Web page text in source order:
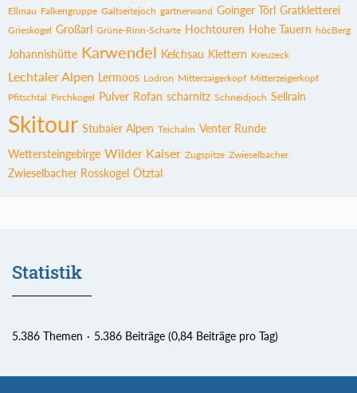
Ellmau Falkengruppe Galtseitejoch gartnerwand Goinger Törl Gratkletterei
Grieskogel Großarl Grüne-Rinn-Scharte Hochtouren Hohe Tauern höcBerg
Johannishütte Karwendel Kelchsau Klettern Kreuzeck
Lechtaler Alpen Lermoos Lodron Mitterzaigerkopf Mitterzeigerkopf
Pfitschtal Pirchkogel Pulver Rofan scharnitz Schneidjoch Sellrain
Skitour Stubaier Alpen Teichalm Venter Runde
Wettersteingebirge Wilder Kaiser Zugspitze Zwieselbacher
Zwieselbacher Rosskogel Ötztal
Statistik
5.386 Themen 5.386 Beiträge (0,84 Beiträge pro Tag)